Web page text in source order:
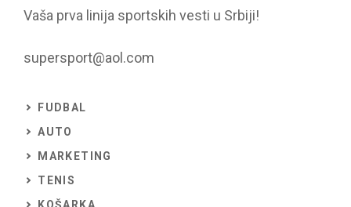
Vaša prva linija sportskih vesti u Srbiji!
supersport@aol.com
FUDBAL
AUTO
MARKETING
TENIS